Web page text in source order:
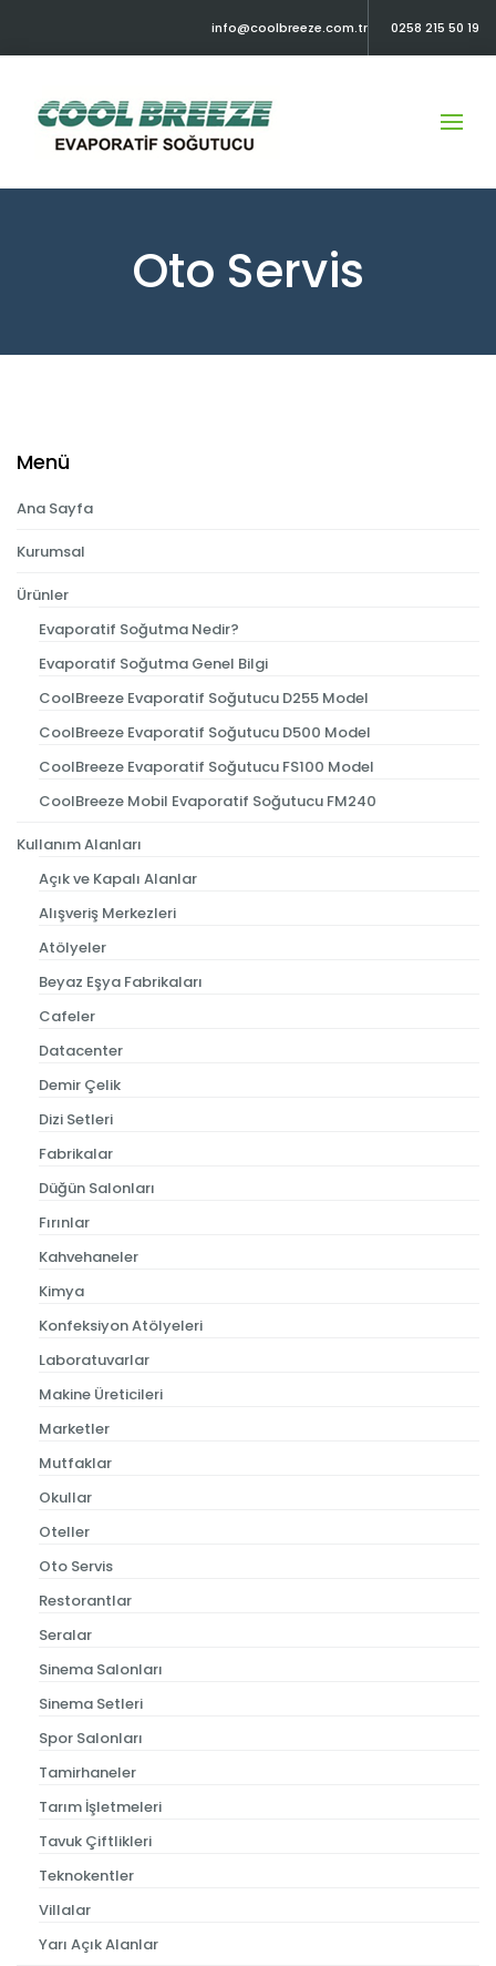
info@coolbreeze.com.tr 0258 215 50 19
Oto Servis
Menü
Ana Sayfa
Kurumsal
Ürünler
Evaporatif Soğutma Nedir?
Evaporatif Soğutma Genel Bilgi
CoolBreeze Evaporatif Soğutucu D255 Model
CoolBreeze Evaporatif Soğutucu D500 Model
CoolBreeze Evaporatif Soğutucu FS100 Model
CoolBreeze Mobil Evaporatif Soğutucu FM240
Kullanım Alanları
Açık ve Kapalı Alanlar
Alışveriş Merkezleri
Atölyeler
Beyaz Eşya Fabrikaları
Cafeler
Datacenter
Demir Çelik
Dizi Setleri
Fabrikalar
Düğün Salonları
Fırınlar
Kahvehaneler
Kimya
Konfeksiyon Atölyeleri
Laboratuvarlar
Makine Üreticileri
Marketler
Mutfaklar
Okullar
Oteller
Oto Servis
Restorantlar
Seralar
Sinema Salonları
Sinema Setleri
Spor Salonları
Tamirhaneler
Tarım İşletmeleri
Tavuk Çiftlikleri
Teknokentler
Villalar
Yarı Açık Alanlar